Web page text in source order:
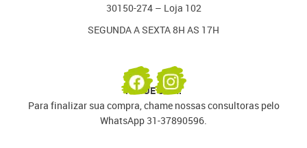
30150-274 – Loja 102
SEGUNDA A SEXTA 8H AS 17H
PAGUE COM:
Para finalizar sua compra, chame nossas consultoras pelo
WhatsApp 31-37890596.